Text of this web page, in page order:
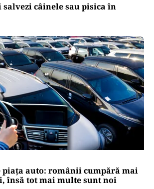
salvezi câinele sau pisica în
piața auto: românii cumpără mai
însă tot mai multe sunt noi